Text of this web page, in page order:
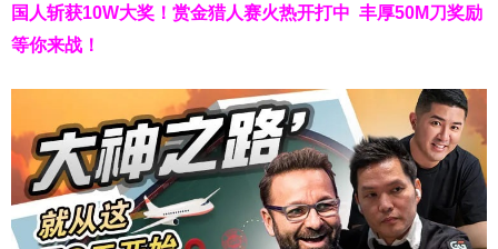
国人斩获10W大奖！ 赏金猎人赛火热开打中 丰厚50M刀奖励
等你来战！